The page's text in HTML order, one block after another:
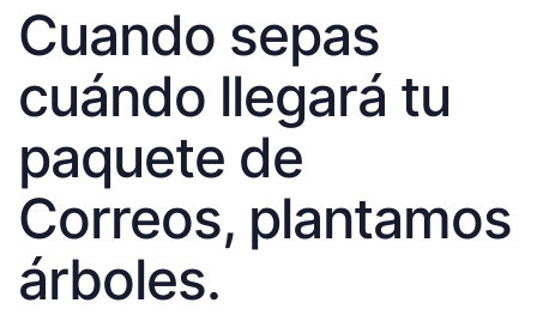
Cuando sepas
cuándo llegará tu
paquete de
Correos, plantamos
árboles.